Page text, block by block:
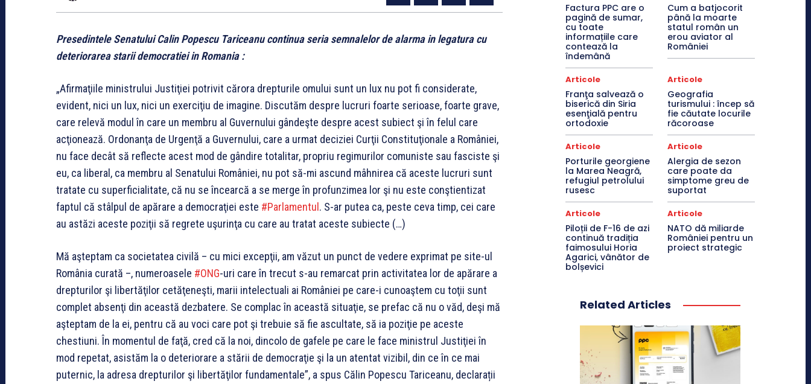
Presedintele Senatului Calin Popescu Tariceanu continua seria semnalelor de alarma in legatura cu
deteriorarea starii democratiei in Romania :
„Afirmaţiile ministrului Justiţiei potrivit cărora drepturile omului sunt un lux nu pot fi considerate,
evident, nici un lux, nici un exerciţiu de imagine. Discutăm despre lucruri foarte serioase, foarte grave,
care relevă modul în care un membru al Guvernului gândeşte despre acest subiect şi în felul care
acţionează. Ordonanţa de Urgenţă a Guvernului, care a urmat deciziei Curţii Constituţionale a României,
nu face decât să reflecte acest mod de gândire totalitar, propriu regimurilor comuniste sau fasciste şi
eu, ca liberal, ca membru al Senatului României, nu pot să-mi ascund mâhnirea că aceste lucruri sunt
tratate cu superficialitate, că nu se încearcă a se merge în profunzimea lor şi nu este conştientizat
faptul că stâlpul de apărare a democraţiei este ‪#‎Parlamentul‬. S-ar putea ca, peste ceva timp, cei care
au astăzi aceste poziţii să regrete uşurinţa cu care au tratat aceste subiecte (…)
Mă aşteptam ca societatea civilă – cu mici excepţii, am văzut un punct de vedere exprimat pe site-ul
România curată –, numeroasele ‪#‎ONG‬-uri care în trecut s-au remarcat prin activitatea lor de apărare a
drepturilor şi libertăţilor cetăţeneşti, marii intelectuali ai României pe care-i cunoaştem cu toţii sunt
complet absenţi din această dezbatere. Se complac în această situaţie, se prefac că nu o văd, deşi mă
aşteptam de la ei, pentru că au voci care pot şi trebuie să fie ascultate, să ia poziţie pe aceste
chestiuni. În momentul de faţă, cred că la noi, dincolo de gafele pe care le face ministrul Justiţiei în
mod repetat, asistăm la o deteriorare a stării de democraţie şi la un atentat vizibil, din ce în ce mai
puternic, la adresa drepturilor şi libertăţilor fundamentale”, a spus Călin Popescu Tariceanu, declarații
Factura PPC are o
pagină de sumar,
cu toate
informațiile care
contează la
îndemână
Cum a batjocorit
până la moarte
statul român un
erou aviator al
României
Articole
Franţa salvează o
biserică din Siria
esenţială pentru
ortodoxie
Articole
Geografia
turismului : încep să
fie căutate locurile
răcoroase
Articole
Porturile georgiene
la Marea Neagră,
refugiul petrolului
rusesc
Articole
Alergia de sezon
care poate da
simptome greu de
suportat
Articole
Piloții de F-16 de azi
continuă tradiția
faimosului Horia
Agarici, vânător de
bolșevici
Articole
NATO dă miliarde
României pentru un
proiect strategic
Related Articles